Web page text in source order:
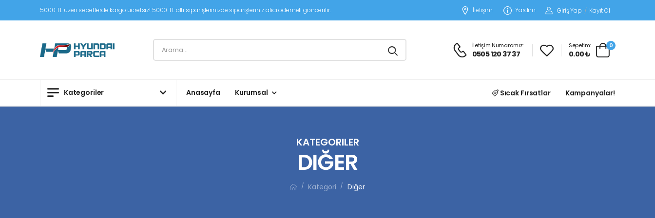
5000 TL üzeri sepetlerde kargo ücretsiz! 5000 TL altı siparişlerinizde siparişleriniz alıcı ödemeli gönderilir. İletişim Yardım Giriş Yap / Kayıt Ol
İletişim Numaramız:
0505 120 37 37
Sepetim:
0.00 ₺
0
Kategoriler Anasayfa Kurumsal Sıcak Fırsatlar Kampanyalar!
KATEGORILER
DIĞER
/ Kategori / Diğer